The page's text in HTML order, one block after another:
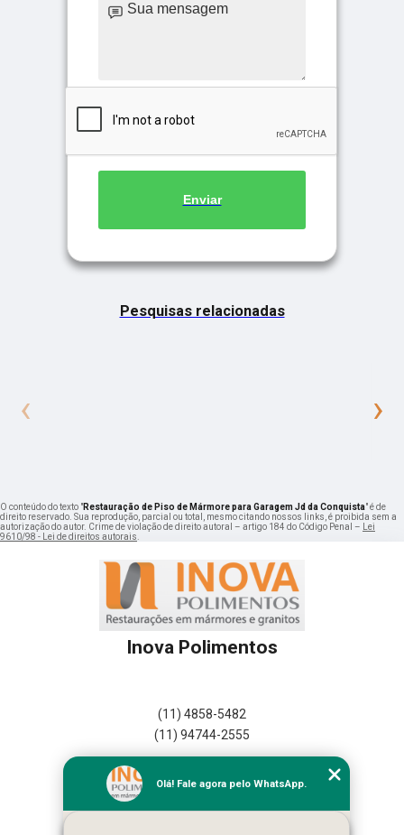
Enviar
Pesquisas relacionadas
‹ ›
O conteúdo do texto "Restauração de Piso de Mármore para Garagem Jd da Conquista" é de
direito reservado. Sua reprodução, parcial ou total, mesmo citando nossos links, é proibida sem a
autorização do autor. Crime de violação de direito autoral – artigo 184 do Código Penal –
Lei
9610/98 - Lei de direitos autorais
Inova Polimentos
(11) 4858-5482
(11) 94744-2555
Empresa
Missão
Olá! Fale agora pelo WhatsApp.